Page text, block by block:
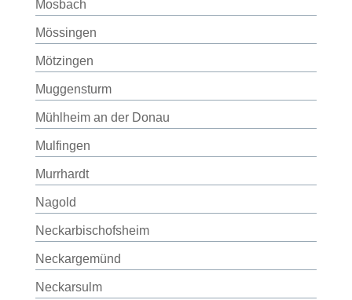
Mosbach
Mössingen
Mötzingen
Muggensturm
Mühlheim an der Donau
Mulfingen
Murrhardt
Nagold
Neckarbischofsheim
Neckargemünd
Neckarsulm